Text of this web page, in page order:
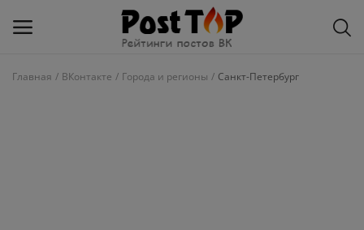
Главная ВКонтакте Города и регионы Санкт-Петербург